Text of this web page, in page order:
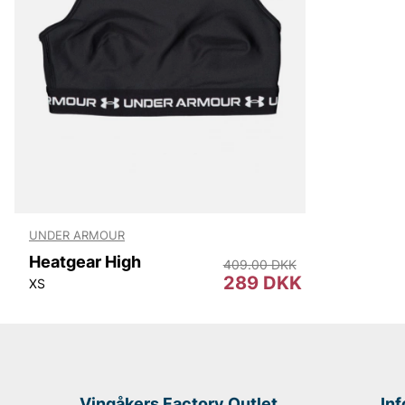
UNDER ARMOUR
Heatgear High
XS 289 DKK
409.00 DKK